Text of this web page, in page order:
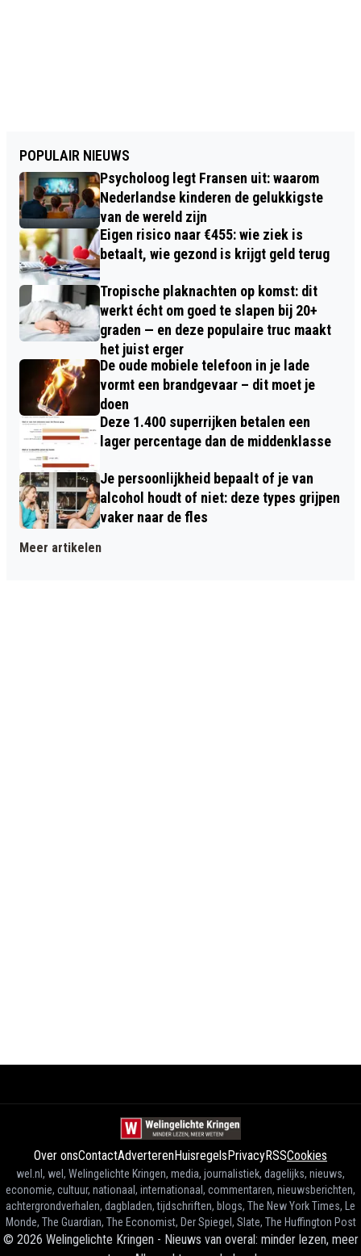
POPULAIR NIEUWS
Psycholoog legt Fransen uit: waarom
Nederlandse kinderen de gelukkigste
van de wereld zijn
Eigen risico naar €455: wie ziek is
betaalt, wie gezond is krijgt geld terug
Tropische plaknachten op komst: dit
werkt écht om goed te slapen bij 20+
graden — en deze populaire truc maakt
het juist erger
De oude mobiele telefoon in je lade
vormt een brandgevaar – dit moet je
doen
Deze 1.400 superrijken betalen een
lager percentage dan de middenklasse
Je persoonlijkheid bepaalt of je van
alcohol houdt of niet: deze types grijpen
vaker naar de fles
Meer artikelen
Over onsContactAdverterenHuisregelsPrivacyRSSCookies
wel.nl, wel, Welingelichte Kringen, media, journalistiek, dagelijks, nieuws,
economie, cultuur, nationaal, internationaal, commentaren, nieuwsberichten,
achtergrondverhalen, dagbladen, tijdschriften, blogs, The New York Times, Le
Monde, The Guardian, The Economist, Der Spiegel, Slate, The Huffington Post
© 2026 Welingelichte Kringen - Nieuws van overal: minder lezen, meer